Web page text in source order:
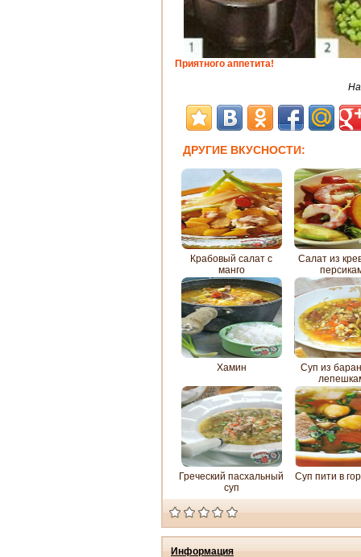
Приятного аппетита!
ДРУГИЕ ВКУСНОСТИ:
Крабовый салат с
манго
Салат из
Хамин
Суп из
Греческий пасхальный
суп
Суп пити в
Информация